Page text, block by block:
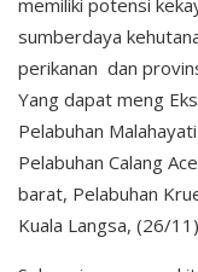
memiliki potensi
sumberdaya
perikanan dan
Yang dapat meng
Pelabuhan
Pelabuhan Calang
barat, Pelabuhan
Kuala Langsa, (26/